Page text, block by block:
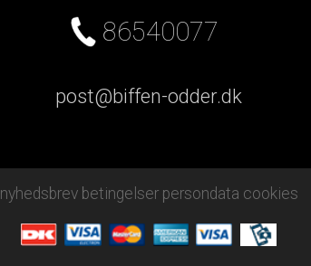
86540077
post@biffen-odder.dk
nyhedsbrev betingelser persondata cookies